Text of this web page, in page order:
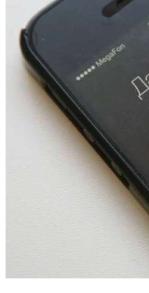
Волгоградские вузы в
рейтинга: ВолгГТУ и
для химической
18:39
В Красноармейском
конкурс на ремонт
судоходный канал
Фестиваль
11–13 сентября в